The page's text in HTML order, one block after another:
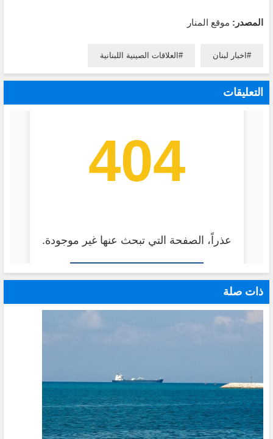
المصدر: موقع المنار
اخبار لبنان العلاقات الصينية اللبنانية
التعليقات
ذات صلة